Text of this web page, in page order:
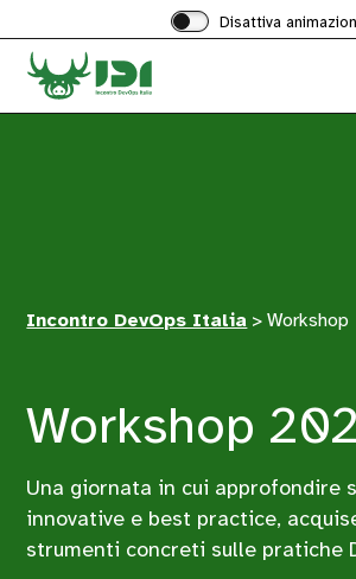
Disattiva
Incontro DevOps Italia >Workshop
Workshop
Una giornata in cui approfondire
innovative e best practice,
strumenti concreti sulle pratiche